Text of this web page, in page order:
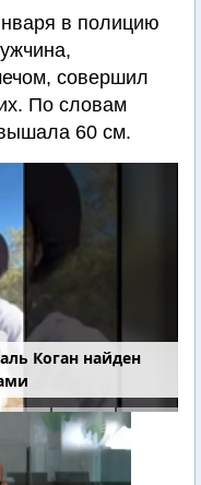
в полицию
совершил
По словам
60 см.
Коган найден